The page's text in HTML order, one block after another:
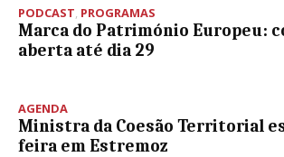
PODCAST, PROGRAMAS
Marca do Património Europeu:
aberta até dia 29
AGENDA
Ministra da Coesão Territorial
feira em Estremoz